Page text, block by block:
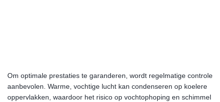
Om optimale prestaties te garanderen, wordt regelmatige controle
aanbevolen. Warme, vochtige lucht kan condenseren op koelere
oppervlakken, waardoor het risico op vochtophoping en schimmel